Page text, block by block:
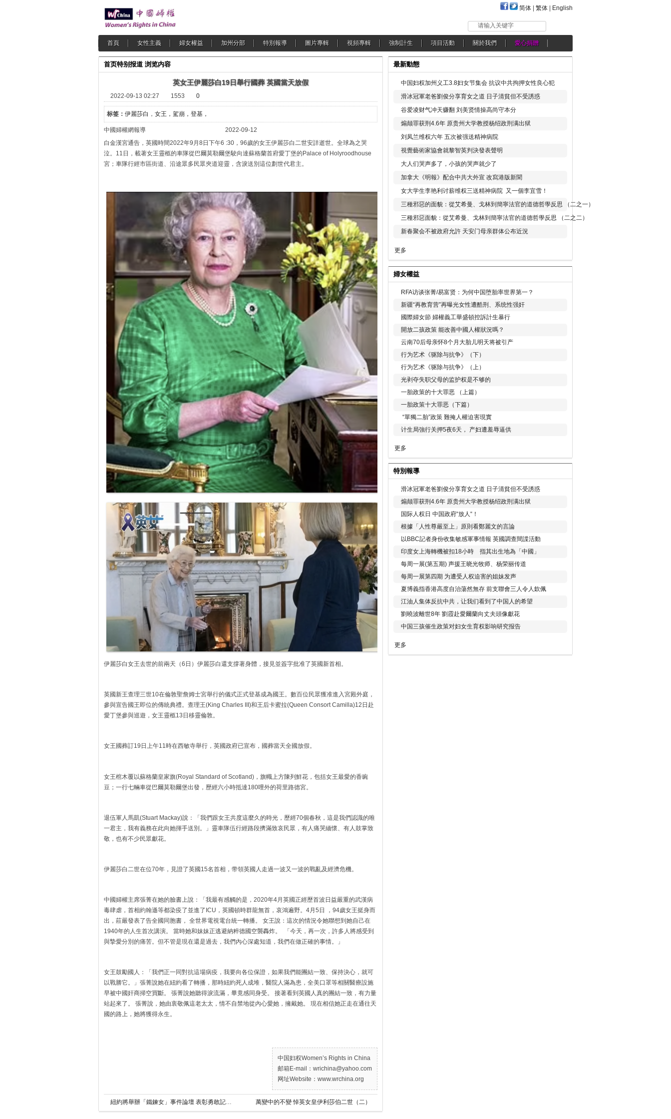
简体 繁体 English
请输入关键字
首頁 女性主義 婦女權益 加州分部 特別報導 圖片專輯 視頻專輯 強制計生 項目活動 關於我們 愛心捐贈
首页特别报道 浏览内容
英女王伊麗莎白19日舉行國葬 英國當天放假
2022-09-13 02:27 1553 0
标签： 伊麗莎白 ， 女王，駕崩，登基，
中國婦權網報導 2022-09-12
白金漢宮通告，英國時間2022年9月8日下午6 :30，96歲的女王伊麗莎白二世安詳逝世。全球為之哭
泣。11日，載著女王靈柩的車隊從巴爾莫勒爾堡駛向達蘇格蘭首府愛丁堡的Palace of Holyroodhouse
宮；車隊行經市區街道、沿途眾多民眾夾道迎靈，含淚送別這位劃世代君主。
伊麗莎白女王去世的前兩天（6日）伊麗莎白還支撐著身體，接見並簽字批准了英國新首相。
英國新王查理三世10在倫敦聖詹姆士宮舉行的儀式正式登基成為國王。數百位民眾獲准進入宮殿外庭，
參與宣告國王即位的傳統典禮。查理王(King Charles III)和王后卡蜜拉(Queen Consort Camilla)12日赴
愛丁堡參與巡遊，女王靈柩13日移靈倫敦。
女王國葬訂19日上午11時在西敏寺舉行，英國政府已宣布，國葬當天全國放假。
女王棺木覆以蘇格蘭皇家旗(Royal Standard of Scotland)，旗幟上方陳列鮮花，包括女王最愛的香豌
豆；一行七輛車從巴爾莫勒爾堡出發，歷經六小時抵達180哩外的荷里路德宮。
退伍軍人馬凱(Stuart Mackay)說：「我們跟女王共度這麼久的時光，歷經70個春秋，這是我們認識的唯
一君主，我有義務在此向她揮手送別。」靈車隊伍行經路段擠滿致哀民眾，有人痛哭緬懷、有人鼓掌致
敬，也有不少民眾獻花。
伊麗莎白二世在位70年，見證了英國15名首相，带領英國人走過一波又一波的戰亂及經濟危機。
中國婦權主席張菁在她的臉書上說：「我最有感觸的是，2020年4月英國正經歷首波日益嚴重的武漢病
毒肆虐，首相約翰遜等都染疫了並進了ICU，英國頓時群龍無首，哀鴻遍野。4月5日 ，94歲女王挺身而
出，莊嚴發表了告全國同胞書， 全世界電視電台統一轉播。 女王說：這次的情況令她聯想到她自己在
1940年的人生首次講演。 當時她和妹妹正逃避納粹德國空襲轟炸。 「今天，再一次，許多人將感受到
與摯愛分別的痛苦。但不管是現在還是過去，我們內心深處知道，我們在做正確的事情。」
女王鼓勵國人：「我們正一同對抗這場病疫，我要向各位保證，如果我們能團結一致、保持決心，就可
以戰勝它。」張菁說她在紐約看了轉播，那時紐約死人成堆，醫院人滿為患，全美口罩等相關醫療設施
早被中國奸商掃空買斷。 張菁說她聽得淚流滿，畢竟感同身受。 接著看到英國人真的團結一致，有力量
站起來了。 張菁說，她由衷敬佩這老太太，情不自禁地從內心愛她，擁戴她。 現在相信她正走在通往天
國的路上，她將獲得永生。
中国妇权Women’s Rights in China
邮箱E-mail：wrichina@yahoo.com
网址Website：www.wrchina.org
萬變中的不變 悼英女皇伊利莎伯二世（二）
最新動態
中国妇权加州义工3.8妇女节集会 抗议中共拘押女性良心犯
滑冰冠軍老爸劉俊分享育女之道 日子清貧但不受誘惑
谷爱凌财气冲天赚翻 刘美贤情操高尚守本分
煽颠罪获刑4.6年 原贵州大学教授杨绍政刑满出狱
刘凤兰维权六年 五次被强送精神病院
視覺藝術家協會就黎智英判決發表聲明
大人们哭声多了，小孩的哭声就少了
加拿大《明報》配合中共大外宣 改寫港版新聞
女大学生李艳利讨薪维权三送精神病院 又一個李宜雪！
三種邪惡的面貌：從艾希曼、戈林到簡寧法官的道德哲學反思 （二之一）
三種邪惡面貌：從艾希曼、戈林到簡寧法官的道德哲學反思 （二之二）
新春聚会不被政府允許 天安门母亲群体公布近況
更多
婦女權益
RFA访谈张菁/易富贤：为何中国堕胎率世界第一？
新疆“再教育营”再曝光女性遭酷刑、系统性强奸
國際婦女節 婦權義工華盛頓控訴計生暴行
開放二孩政策 能改善中國人權狀況嗎？
云南70后母亲怀8个月大胎儿明天将被引产
行为艺术《驱除与抗争》（下）
行为艺术《驱除与抗争》（上）
光剥夺失职父母的监护权是不够的
一胎政策的十大罪恶 （上篇）
一胎政策十大罪恶（下篇）
“單獨二胎”政策 難掩人權迫害現實
计生局強行关押5夜6天， 产妇遭羞辱逼供
更多
特別報導
滑冰冠軍老爸劉俊分享育女之道 日子清貧但不受誘惑
煽颠罪获刑4.6年 原贵州大学教授杨绍政刑满出狱
国际人权日 中国政府“放人“！
根據「人性尊嚴至上」原則看鄭麗文的言論
以BBC記者身份收集敏感軍事情報 英國調查間諜活動
印度女上海轉機被扣18小時 指其出生地為「中國」
每周一展(第五期) 声援王晓光牧师、杨荣丽传道
每周一展第四期 为遭受人权迫害的姐妹发声
夏博義指香港高度自治蕩然無存 前支聯會三人令人欽佩
江油人集体反抗中共，让我们看到了中国人的希望
劉曉波離世8年 劉霞赴愛爾蘭向丈夫頭像獻花
中国三孩催生政策对妇女生育权影响研究报告
更多